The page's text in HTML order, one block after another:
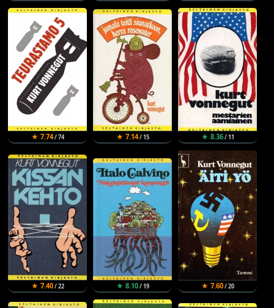
★ 7.74/ 74 ★ 7.14/ 15 ★ 8.36/ 11
★ 7.40/ 22 ★ 8.10/ 19 ★ 7.60/ 20